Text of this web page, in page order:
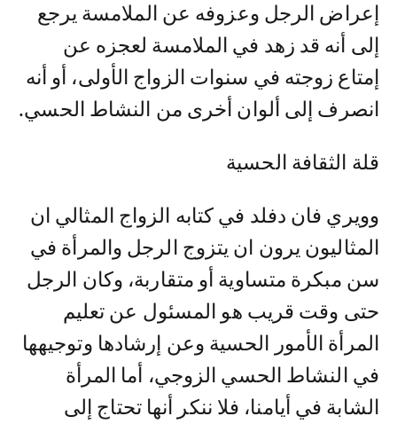
إعراض الرجل وعزوفه عن الملامسة يرجع
إلى أنه قد زهد في الملامسة لعجزه عن
إمتاع زوجته في سنوات الزواج الأولى، أو أنه
انصرف إلى ألوان أخرى من النشاط الحسي.
قلة الثقافة الحسية
وويري فان دفلد في كتابه الزواج المثالي ان
المثاليون يرون ان يتزوج الرجل والمرأة في
سن مبكرة متساوية أو متقاربة، وكان الرجل
حتى وقت قريب هو المسئول عن تعليم
المرأة الأمور الحسية وعن إرشادها وتوجيهها
في النشاط الحسي الزوجي، أما المرأة
الشابة في أيامنا، فلا ننكر أنها تحتاج إلى